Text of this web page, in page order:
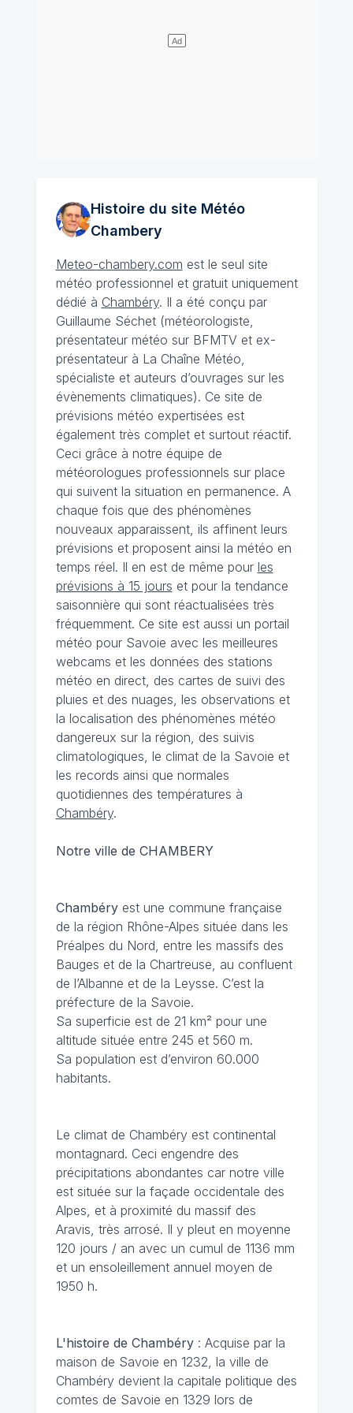
Histoire du site Météo
Chambery
Meteo-chambery.com est le seul site
météo professionnel et gratuit uniquement
dédié à Chambéry. Il a été conçu par
Guillaume Séchet (météorologiste,
présentateur météo sur BFMTV et ex-
présentateur à La Chaîne Météo,
spécialiste et auteurs d’ouvrages sur les
évènements climatiques). Ce site de
prévisions météo expertisées est
également très complet et surtout réactif.
Ceci grâce à notre équipe de
météorologues professionnels sur place
qui suivent la situation en permanence. A
chaque fois que des phénomènes
nouveaux apparaissent, ils affinent leurs
prévisions et proposent ainsi la météo en
temps réel. Il en est de même pour les
prévisions à 15 jours et pour la tendance
saisonnière qui sont réactualisées très
fréquemment. Ce site est aussi un portail
météo pour Savoie avec les meilleures
webcams et les données des stations
météo en direct, des cartes de suivi des
pluies et des nuages, les observations et
la localisation des phénomènes météo
dangereux sur la région, des suivis
climatologiques, le climat de la Savoie et
les records ainsi que normales
quotidiennes des températures à
Chambéry.
Notre ville de CHAMBERY
Chambéryest une commune française
de la région Rhône-Alpes située dans les
Préalpes du Nord, entre les massifs des
Bauges et de la Chartreuse, au confluent
de l’Albanne et de la Leysse. C’est la
préfecture de la Savoie.
Sa superficie est de 21 km² pour une
altitude située entre 245 et 560 m.
Sa population est d’environ 60.000
habitants.
Le climat de Chambéryest continental
montagnard. Ceci engendre des
précipitations abondantes car notre ville
est située sur la façade occidentale des
Alpes, et à proximité du massif des
Aravis, très arrosé. Il y pleut en moyenne
120 jours / an avec un cumul de 1136 mm
et un ensoleillement annuel moyen de
1950 h.
L'histoire de Chambéry: Acquise par la
maison de Savoie en 1232, la ville de
Chambéry devient la capitale politique des
comtes de Savoie en 1329 lors de